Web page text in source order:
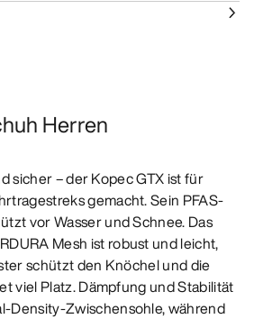
Herren
sicher – der Kopec GTX ist für
gemacht. Sein PFAS-
vor Wasser und Schnee. Das
Mesh ist robust und leicht,
schützt den Knöchel und die
viel Platz. Dämpfung und Stabilität
Density-Zwischensohle, während